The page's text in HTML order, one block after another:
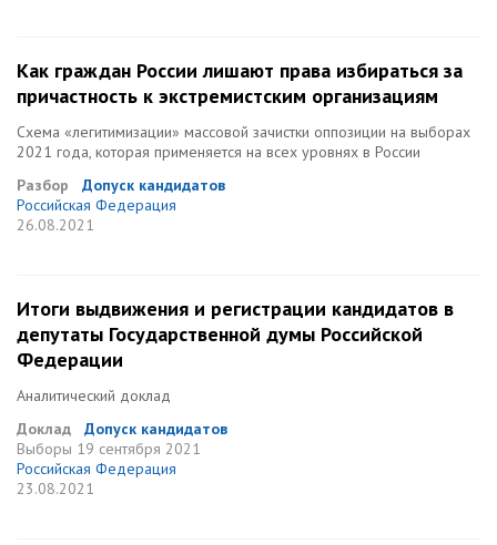
Как граждан России лишают права избираться за
причастность к экстремистским организациям
Схема «легитимизации» массовой зачистки оппозиции на выборах
2021 года, которая применяется на всех уровнях в России
Разбор
Допуск кандидатов
Российская Федерация
26.08.2021
Итоги выдвижения и регистрации кандидатов в
депутаты Государственной думы Российской
Федерации
Аналитический доклад
Доклад
Допуск кандидатов
Выборы 19 сентября 2021
Российская Федерация
23.08.2021